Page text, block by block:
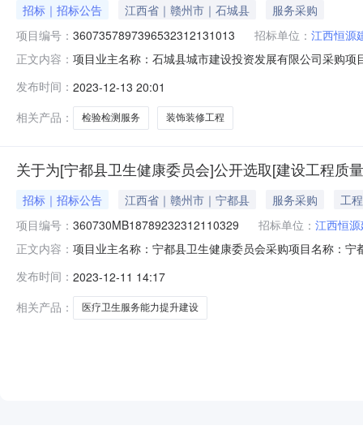
招标｜招标公告 江西省｜赣州市｜石城县
服务采购
项目编号： 3607357897396532312131013 招标单位： 江西恒源
正文内容： 项目业主名称：石城县城市建设投资发展有限公司采购
单价为0.8元。服务内容：对石城县住房保障服务大厅装
发布时间： 2023-12-13 20:01
相关产品：
检验检测服务 装饰装修工程
关于为[宁都县卫生健康委员会]公开选取[建设工程质
招标｜招标公告 江西省｜赣州市｜宁都县 服务采购
工程
项目编号： 360730MB18789232312110329 招标单位： 江西恒
正文内容： 项目业主名称：宁都县卫生健康委员会采购项目名称：
费按照不高于45200.00元整收费标准和宁府办字【2017
发布时间： 2023-12-11 14:17
相关产品：
医疗卫生服务能力提升建设